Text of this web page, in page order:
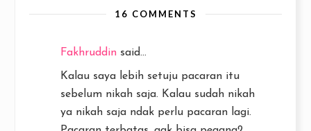
16 COMMENTS
Fakhruddin said...
Kalau saya lebih setuju pacaran itu
sebelum nikah saja. Kalau sudah nikah
ya nikah saja ndak perlu pacaran lagi.